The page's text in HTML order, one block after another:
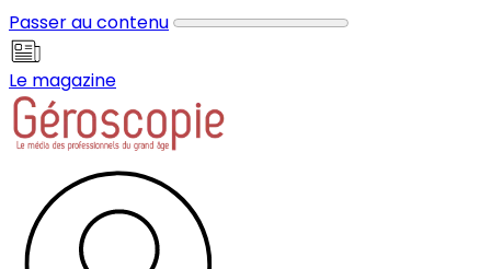
Passer au contenu
Le magazine
Panneau de gestion des cookies